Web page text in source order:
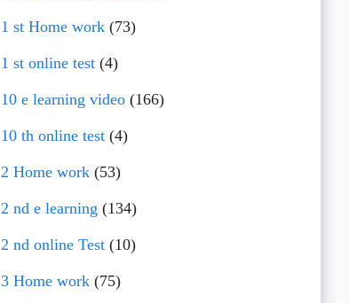
1 st Home work(73)
1 st online test(4)
10 e learning video(166)
10 th online test(4)
2 Home work(53)
2 nd e learning (134)
2 nd online Test(10)
3 Home work(75)